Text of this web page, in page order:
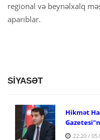
regional və beynəlxalq
aparıblar.
SİYASƏT
Hikmət
22:20 /